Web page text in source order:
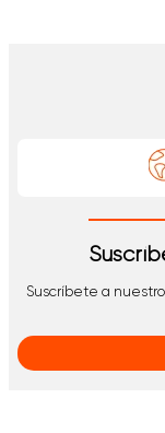
Suscríbete a